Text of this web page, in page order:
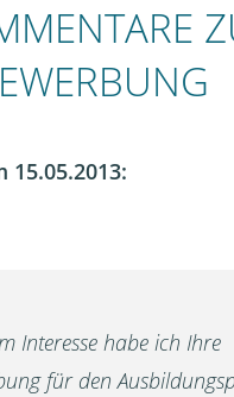
Interesse habe ich Ihre
für den